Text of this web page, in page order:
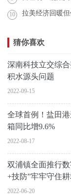
10 拉美经济回暖
猜你喜欢
深南科技立交综合整治
积水源头问题
2022-09-15
全球首例！盐田
箱同比增9.6%
2022-08-17
双浦镇全面推行
+技防”牢牢守住
2022-06-20